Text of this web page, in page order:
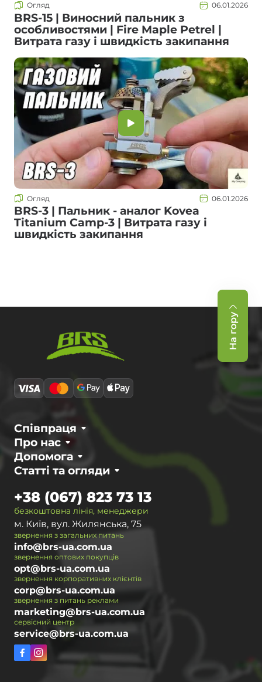
Огляд 06.01.2026
BRS-15 | Виносний пальник з
особливостями | Fire Maple Petrel |
Витрата газу і швидкість закипання
Огляд 06.01.2026
BRS-3 | Пальник - аналог Kovea
Titanium Camp-3 | Витрата газу і
швидкість закипання
На гору
Про нас
Співпраця
Статті та огляди
Допомога
безкоштовна лінія, менеджери
+38 (067) 823 73 13
м. Київ, вул. Жилянська, 75
звернення з загальних питань
info@brs-ua.com.ua
звернення оптових покупців
opt@brs-ua.com.ua
звернення корпоративних клієнтів
corp@brs-ua.com.ua
звернення з питань реклами
marketing@brs-ua.com.ua
сервісний центр
service@brs-ua.com.ua